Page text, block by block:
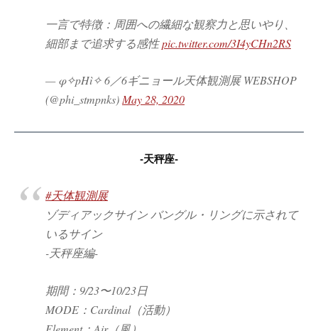
一言で特徴：周囲への繊細な観察力と思いやり、
細部まで追求する感性pic.twitter.com/3I4yCHn2RS
— φ✧pHì✧ 6／6ギニョール天体観測展 WEBSHOP
(@phi_stmpnks)May 28, 2020
-天秤座-
#天体観測展
ゾディアックサイン バングル・リングに示されて
いるサイン
-天秤座編-
期間：9/23〜10/23日
MODE：Cardinal（活動）